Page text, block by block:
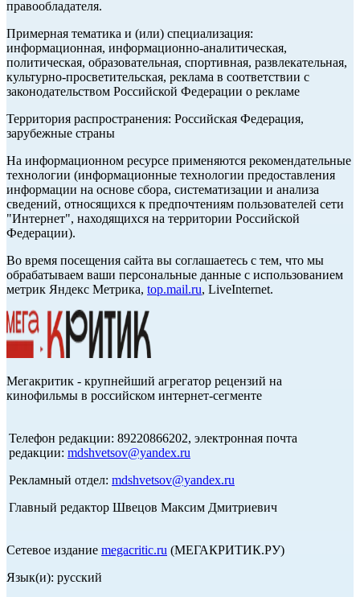
правообладателя.
Примерная тематика и (или) специализация:
информационная, информационно-аналитическая,
политическая, образовательная, спортивная, развлекательная,
культурно-просветительская, реклама в соответствии с
законодательством Российской Федерации о рекламе
Территория распространения: Российская Федерация,
зарубежные страны
На информационном ресурсе применяются рекомендательные
технологии (информационные технологии предоставления
информации на основе сбора, систематизации и анализа
сведений, относящихся к предпочтениям пользователей сети
"Интернет", находящихся на территории Российской
Федерации).
Во время посещения сайта вы соглашаетесь с тем, что мы
обрабатываем ваши персональные данные с использованием
метрик Яндекс Метрика, top.mail.ru, LiveInternet.
Мегакритик - крупнейший агрегатор рецензий на
кинофильмы в российском интернет-сегменте
Телефон редакции: 89220866202, электронная почта
редакции: mdshvetsov@yandex.ru
Рекламный отдел: mdshvetsov@yandex.ru
Главный редактор Швецов Максим Дмитриевич
Сетевое издание megacritic.ru (МЕГАКРИТИК.РУ)
Язык(и): русский